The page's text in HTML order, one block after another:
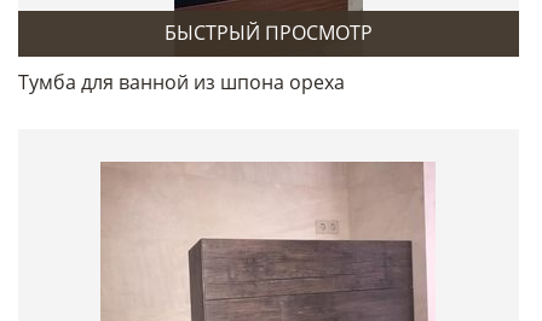
БЫСТРЫЙ ПРОСМОТР
Тумба для ванной из шпона ореха